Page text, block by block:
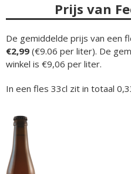
Prijs van
De gemiddelde prijs van een
€2,99 (€9.06 per liter). De
winkel is €9,06 per liter.
In een fles 33cl zit in totaal